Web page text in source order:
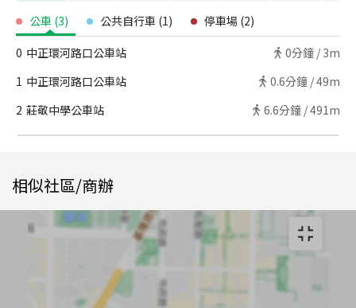
公車 (3) 公共自行車 (1) 停車場 (2)
0 中正環河路口公車站 0分鐘 / 3m
1 中正環河路口公車站 0.6分鐘 /49m
2 莊敬中學公車站 6.6分鐘 /491m
相似社區/商辦